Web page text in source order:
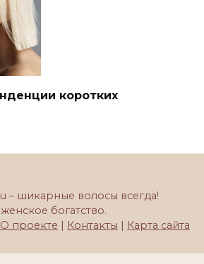
коротких
– шикарные волосы всегда!
богатство.
О проекте
Контакты Карта сайта